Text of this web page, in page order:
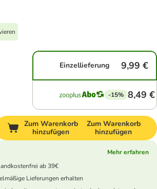
Einzellieferung 9,99 €
-15% 8,49 €
Zum Warenkorb
hinzufügen
Zum Warenkorb
hinzufügen
Mehr erfahren
ab 39€
Lieferungen erhalten